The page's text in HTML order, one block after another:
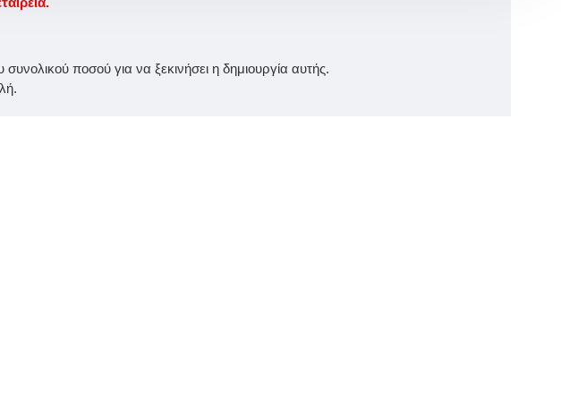
ποσού για να ξεκινήσει η δημιουργία αυτής.